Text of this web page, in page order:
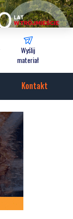
Wyślij
materiał
Kontakt